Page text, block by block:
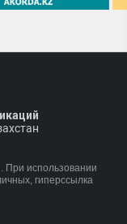
использовании
гиперссылка